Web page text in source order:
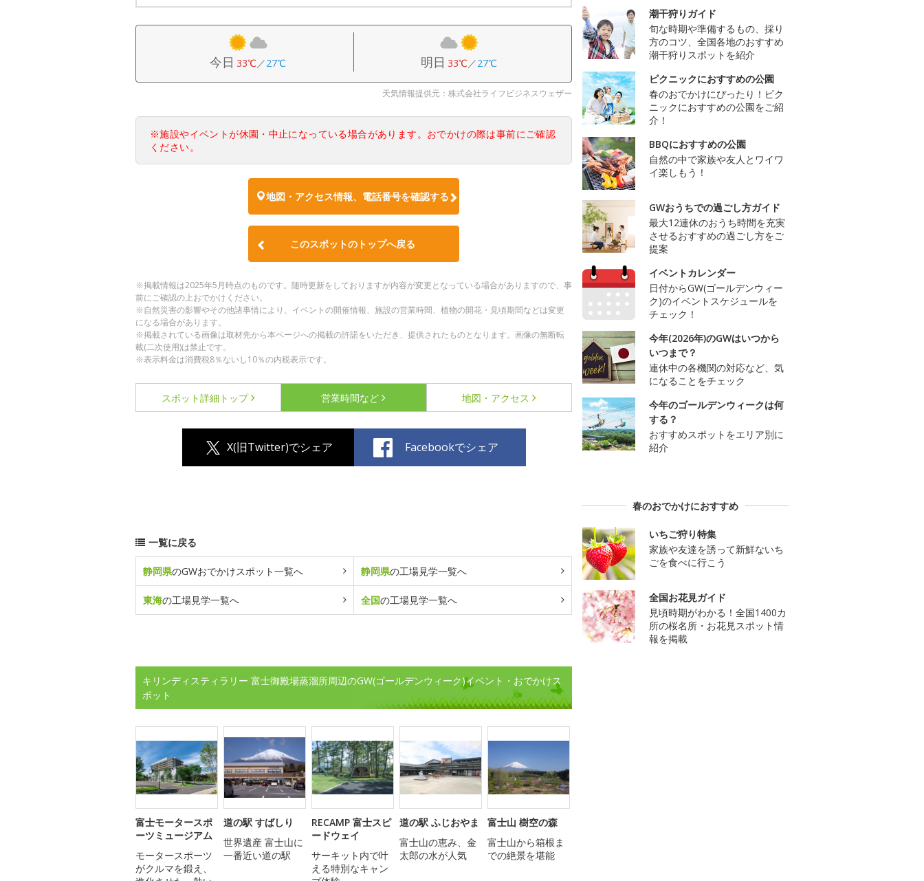
今日 33℃／27℃ 明日 33℃／27℃
天気情報提供元：株式会社ライフビジネスウェザー
※施設やイベントが休園・中止になっている場合があります。おでかけの際は事前にご確認
ください。
地図・アクセス情報、電話番号を確認する
このスポットのトップへ戻る
※掲載情報は2025年5月時点のものです。随時更新をしておりますが内容が変更となっている場合がありますので、事
前にご確認の上おでかけください。
※自然災害の影響やその他諸事情により、イベントの開催情報、施設の営業時間、植物の開花・見頃期間などは変更
になる場合があります。
※掲載されている画像は取材先から本ページへの掲載の許諾をいただき、提供されたものとなります。画像の無断転
載(二次使用)は禁止です。
※表示料金は消費税8％ないし10％の内税表示です。
スポット詳細 トップ 営業時間など 地図・アクセス
X(旧Twitter)でシェア Facebookでシェア
一覧に戻る
静岡県のGWおでかけスポット一覧へ 静岡県の工場見学一覧へ
東海の工場見学一覧へ 全国の工場見学一覧へ
キリンディスティラリー 富士御殿場蒸溜所周辺のGW(ゴールデンウィーク)イベント・おでかけス
ポット
富士モータースポ
ーツミュージアム
モータースポーツ
がクルマを鍛え、
道の駅 すばしり
世界遺産 富士山に
一番近い道の駅
RECAMP 富士スピ
ードウェイ
サーキット内で叶
える特別なキャン
道の駅 ふじおやま
富士山の恵み、金
太郎の水が人気
富士山 樹空の森
富士山から箱根ま
での絶景を堪能
潮干狩りガイド
旬な時期や準備するもの、採り
方のコツ、全国各地のおすすめ
潮干狩りスポットを紹介
ピクニックにおすすめの公園
春のおでかけにぴったり！ピク
ニックにおすすめの公園をご紹
介！
BBQにおすすめの公園
自然の中で家族や友人とワイワ
イ楽しもう！
GWおうちでの過ごし方ガイド
最大12連休のおうち時間を充実
させるおすすめの過ごし方をご
提案
イベントカレンダー
日付からGW(ゴールデンウィー
ク)のイベントスケジュールを
チェック！
今年(2026年)のGWはいつから
いつまで？
連休中の各機関の対応など、気
になることをチェック
今年のゴールデンウィークは何
する？
おすすめスポットをエリア別に
紹介
春のおでかけにおすすめ
いちご狩り特集
家族や友達を誘って新鮮ないち
ごを食べに行こう
全国お花見ガイド
見頃時期がわかる！全国1400カ
所の桜名所・お花見スポット情
報を掲載